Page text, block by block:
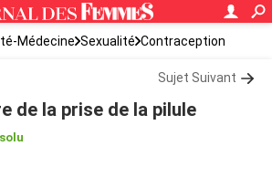
Médecine Sexualité Contraception
Sujet Suivant
de la prise de la pilule